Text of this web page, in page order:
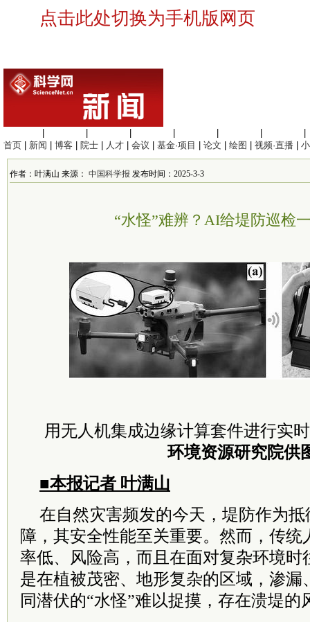
点击此处切换为手机版网页
首页
新闻 博客 院士 人才 会议 基金·项目 论文 绘图 视频·直播
作者：叶满山 来源： 中国科学报 发布时间：2025-3-3
“水怪”难辨？AI给堤防巡检
用无人机集成边缘计算套件进行实
环境资源研究院供
■本报记者 叶满山
在自然灾害频发的今天，堤防作为
障，其安全性能至关重要。然而，传统
率低、风险高，而且在面对复杂环境时
是在植被茂密、地形复杂的区域，渗漏
同潜伏的“水怪”难以捉摸，存在溃堤的